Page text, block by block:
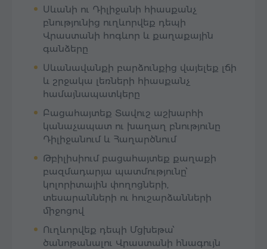
Սևանի ու Դիլիջանի հիասքանչ
բնությունից ուղևորվեք դեպի
Վրաստանի հոգևոր և քաղաքային
գանձերը
Սևանավանքի բարձունքից վայելեք լճի
և շրջակա լեռների հիասքանչ
համայնապատկերը
Բացահայտեք Տավուշ աշխարհի
կանաչապատ ու խաղաղ բնությունը
Դիլիջանում և Հաղարծնում
Թբիլիսիում բացահայտեք քաղաքի
բազմադարյա պատմությունը՝
կոլորիտային փողոցների,
տեսարանների ու հուշարձանների
միջոցով
Ուղևորվեք դեպի Մցխեթա՝
ծանոթանալու Վրաստանի հնագույն